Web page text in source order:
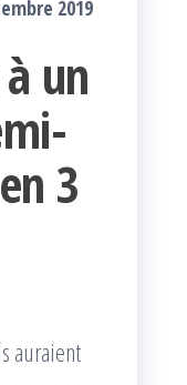
2019
un
3
auraient